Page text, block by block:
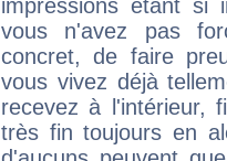
impressions étant si
vous n'avez pas
concret, de faire
vous vivez déjà
recevez à l'intérieur,
très fin toujours en